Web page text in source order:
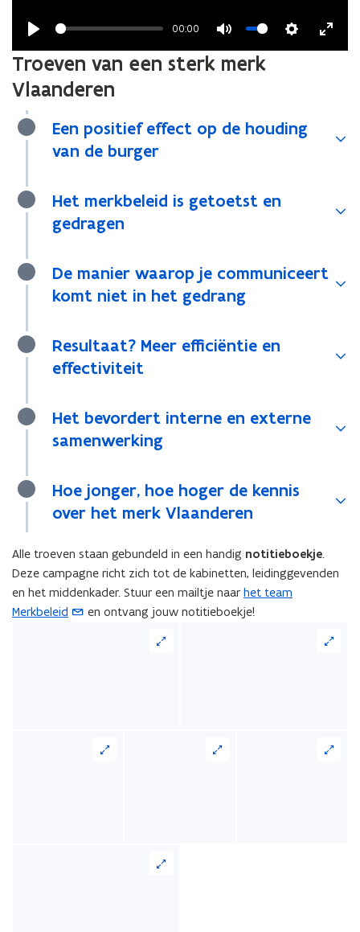
00:00
Troeven van een sterk merk
Vlaanderen
Een positief effect op de houding
van de burger
Het merkbeleid is getoetst en
gedragen
De manier waarop je communiceert
komt niet in het gedrang
Resultaat? Meer efficiëntie en
effectiviteit
Het bevordert interne en externe
samenwerking
Hoe jonger, hoe hoger de kennis
over het merk Vlaanderen
Alle troeven staan gebundeld in een handig notitieboekje
Deze campagne richt zich tot de kabinetten, leidinggevenden
en het middenkader. Stuur een mailtje naar het team
Merkbeleid
(
o
en ontvang jouw notitieboekje!